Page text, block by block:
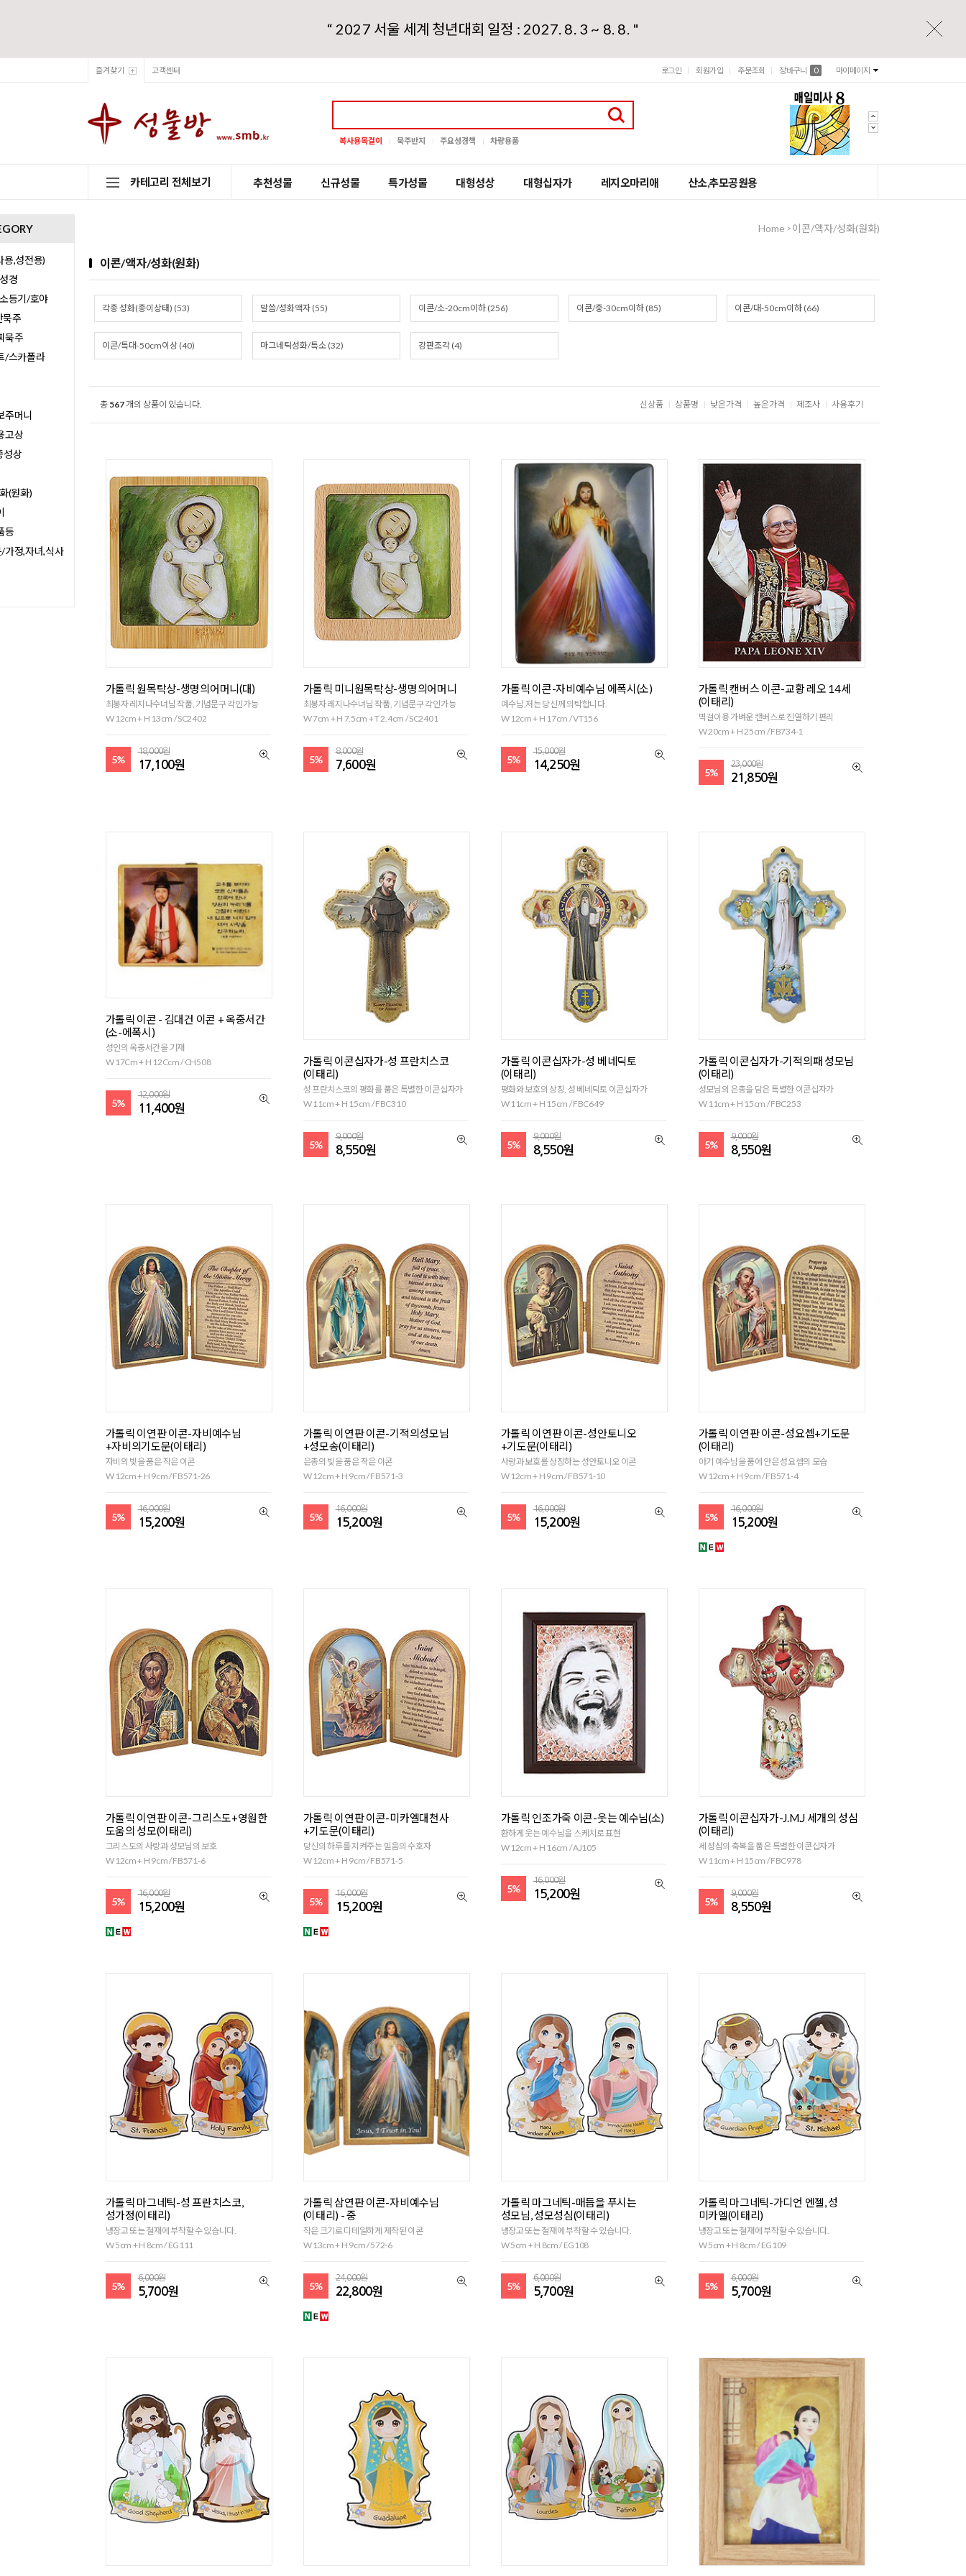
“ 2027 서울 세계 청년대회 일정 : 2027. 8. 3 ~ 8. 8. "
즐겨찾기 고객센터 로그인 회원가입 주문조회 장바구니 0 마이페이지
복사용목걸이 묵주반지 주요성경책 차량용품
카테고리 전체보기 추천성물 신규성물 특가성물 대형성상 대형십자가 레지오마리애 산소,추모공원용
용,성전용)
경
등기/호야
주
묵주
/스카폴라
주머니
고상
성상
(원화)
등
가정,자녀,식사
Home > 이콘/액자/성화(원화)
이콘/액자/성화(원화)
각종 성화(종이상태) (53) 말씀/성화액자 (55) 이콘/소-20cm이하 (256) 이콘/중-30cm이하 (85) 이콘/대-50cm이하 (66)
이콘/특대-50cm이상 (40) 마그네틱성화/특소 (32) 강판조각 (4)
총 567 개의 상품이 있습니다. 신상품 상품명 낮은가격 높은가격 제조사 사용후기
가톨릭 원목탁상-생명의어머니(대)
최봉자 레지나수녀님 작품, 기념문구 각인가능
W 12cm + H 13cm / SC2402
5%
18,000원
17,100원
가톨릭 미니원목탁상-생명의어머니
최봉자 레지나수녀님 작품, 기념문구 각인가능
W 7cm + H 7.5cm + T 2.4cm / SC2401
5%
8,000원
7,600원
가톨릭 이콘-자비예수님 에폭시(소)
예수님,저는 당신께 의탁합니다.
W 12cm + H 17cm / VT156
5%
15,000원
14,250원
가톨릭 캔버스 이콘-교황 레오 14세
(이태리)
벽걸이용 가벼운 캔버스로 진열하기 편리
W 20cm + H 25cm / FB734-1
5%
23,000원
21,850원
가톨릭 이콘 - 김대건 이콘 + 옥중서간
(소-에폭시)
성인의 옥중서간을 기재
W 17Cm + H 12Ccm / CH508
5%
12,000원
11,400원
가톨릭 이콘십자가-성 프란치스코
(이태리)
성 프란치스코의 평화를 품은 특별한 이콘십자가
W 11cm + H 15cm / FBC310
5%
9,000원
8,550원
가톨릭 이콘십자가-성 베네딕토
(이태리)
평화와 보호의 상징, 성 베네딕토 이콘십자가
W 11cm + H 15cm / FBC649
5%
9,000원
8,550원
가톨릭 이콘십자가-기적의패 성모님
(이태리)
성모님의 은총을 담은 특별한 이콘십자가
W 11cm + H 15cm / FBC253
5%
9,000원
8,550원
가톨릭 이연판 이콘-자비예수님
+자비의기도문(이태리)
자비의 빛을 품은 작은 이콘
W 12cm + H 9cm / FB571-26
5%
16,000원
15,200원
가톨릭 이연판 이콘-기적의성모님
+성모송(이태리)
은총의 빛을 품은 작은 이콘
W 12cm + H 9cm / FB571-3
5%
16,000원
15,200원
가톨릭 이연판 이콘-성안토니오
+기도문(이태리)
사랑과 보호를 상징하는 성안토니오 이콘
W 12cm + H 9cm / FB571-10
5%
16,000원
15,200원
가톨릭 이연판 이콘-성요셉+기도문
(이태리)
아기 예수님을 품에 안은 성요셉의 모습
W 12cm + H 9cm / FB571-4
5%
16,000원
15,200원
가톨릭 이연판 이콘-그리스도+영원한
도움의 성모(이태리)
그리스도의 사랑과 성모님의 보호
W 12cm + H 9cm / FB571-6
5%
16,000원
15,200원
가톨릭 이연판 이콘-미카엘대천사
+기도문(이태리)
당신의 하루를 지켜주는 믿음의 수호자
W 12cm + H 9cm / FB571-5
5%
16,000원
15,200원
가톨릭 인조가죽 이콘-웃는 예수님(소)
환하게 웃는 예수님을 스케치로 표현
W 12cm + H 16cm / AJ105
5%
16,000원
15,200원
가톨릭 이콘십자가-J.M.J 세개의 성심
(이태리)
세 성심의 축복을 품은 특별한 이콘십자가
W 11cm + H 15cm / FBC978
5%
9,000원
8,550원
가톨릭 마그네틱-성 프란치스코,
성가정(이태리)
냉장고 또는 철재에 부착할 수 있습니다.
W 5cm + H 8cm / EG111
5%
6,000원
5,700원
가톨릭 삼연판 이콘-자비예수님
(이태리) - 중
작은 크기로 디테일하게 제작된 이콘
W 13cm + H 9cm / 572-6
5%
24,000원
22,800원
가톨릭 마그네틱-매듭을 푸시는
성모님, 성모성심(이태리)
냉장고 또는 철재에 부착할 수 있습니다.
W 5cm + H 8cm / EG108
5%
6,000원
5,700원
가톨릭 마그네틱-가디언 엔젤, 성
미카엘(이태리)
냉장고 또는 철재에 부착할 수 있습니다.
W 5cm + H 8cm / EG109
5%
6,000원
5,700원